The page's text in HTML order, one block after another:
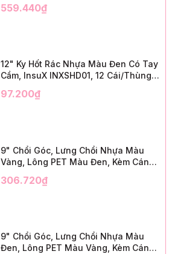
3" Trim)
559.440₫
12" Ky Hốt Rác Nhựa Màu Đen Có Tay
Cầm, InsuX INXSHD01, 12 Cái/Thùng,
Black Plastic)
97.200₫
9" Chổi Góc, Lưng Chổi Nhựa Màu
Vàng, Lông PET Màu Đen, Kèm Cán
12 Bộ/Thùng (9" Angle Broom, Yellow
306.720₫
9" Chổi Góc, Lưng Chổi Nhựa Màu
Đen, Lông PET Màu Vàng, Kèm Cán